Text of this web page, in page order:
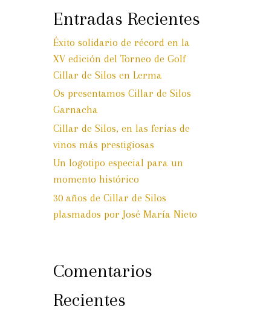
Entradas Recientes
Éxito solidario de récord en la
XV edición del Torneo de Golf
Cillar de Silos en Lerma
Os presentamos Cillar de Silos
Garnacha
Cillar de Silos, en las ferias de
vinos más prestigiosas
Un logotipo especial para un
momento histórico
30 años de Cillar de Silos
plasmados por José María Nieto
Comentarios
Recientes